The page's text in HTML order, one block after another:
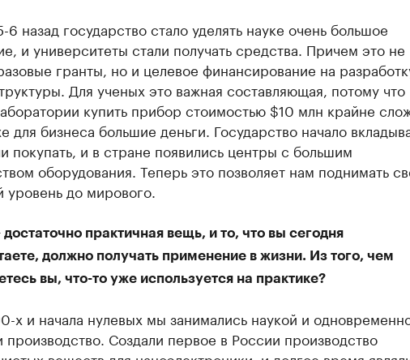
6 назад государство стало уделять науке очень большое
и университеты стали получать средства. Причем это не
гранты, но и целевое финансирование на
Для ученых это важная составляющая, потому что
купить прибор стоимостью $10 млн крайне
для бизнеса большие деньги. Государство начало
покупать, и в стране появились центры с большим
оборудования. Теперь это позволяет нам поднимать
уровень до мирового.
достаточно практичная вещь, и то, что вы сегодня
должно получать применение в жизни. Из того, чем
вы, что-то уже используется на практике?
х и начала нулевых мы занимались наукой и
производство. Создали первое в России производство